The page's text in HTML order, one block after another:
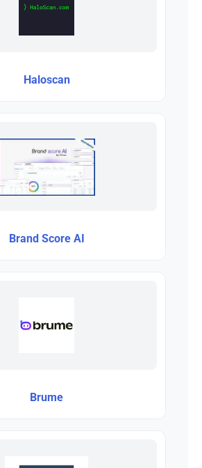
Haloscan
Brand Score AI
Brume